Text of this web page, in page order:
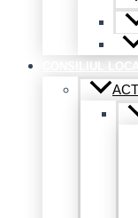
CONSILIUL